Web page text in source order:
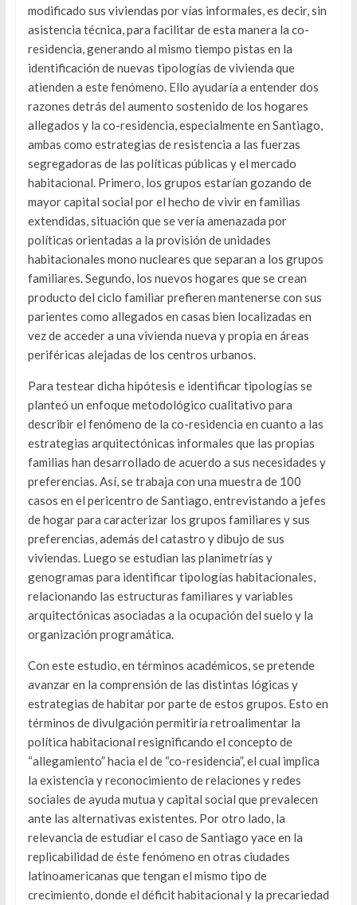
modificado sus viviendas por vías informales, es decir, sin
asistencia técnica, para facilitar de esta manera la co-
residencia, generando al mismo tiempo pistas en la
identificación de nuevas tipologías de vivienda que
atienden a este fenómeno. Ello ayudaría a entender dos
razones detrás del aumento sostenido de los hogares
allegados y la co-residencia, especialmente en Santiago,
ambas como estrategias de resistencia a las fuerzas
segregadoras de las políticas públicas y el mercado
habitacional. Primero, los grupos estarían gozando de
mayor capital social por el hecho de vivir en familias
extendidas, situación que se vería amenazada por
políticas orientadas a la provisión de unidades
habitacionales mono nucleares que separan a los grupos
familiares. Segundo, los nuevos hogares que se crean
producto del ciclo familiar prefieren mantenerse con sus
parientes como allegados en casas bien localizadas en
vez de acceder a una vivienda nueva y propia en áreas
periféricas alejadas de los centros urbanos.
Para testear dicha hipótesis e identificar tipologías se
planteó un enfoque metodológico cualitativo para
describir el fenómeno de la co-residencia en cuanto a las
estrategias arquitectónicas informales que las propias
familias han desarrollado de acuerdo a sus necesidades y
preferencias. Así, se trabaja con una muestra de 100
casos en el pericentro de Santiago, entrevistando a jefes
de hogar para caracterizar los grupos familiares y sus
preferencias, además del catastro y dibujo de sus
viviendas. Luego se estudian las planimetrías y
genogramas para identificar tipologías habitacionales,
relacionando las estructuras familiares y variables
arquitectónicas asociadas a la ocupación del suelo y la
organización programática.
Con este estudio, en términos académicos, se pretende
avanzar en la comprensión de las distintas lógicas y
estrategias de habitar por parte de estos grupos. Esto en
términos de divulgación permitiría retroalimentar la
política habitacional resignificando el concepto de
“allegamiento” hacia el de “co-residencia”, el cual implica
la existencia y reconocimiento de relaciones y redes
sociales de ayuda mutua y capital social que prevalecen
ante las alternativas existentes. Por otro lado, la
relevancia de estudiar el caso de Santiago yace en la
replicabilidad de éste fenómeno en otras ciudades
latinoamericanas que tengan el mismo tipo de
crecimiento, donde el déficit habitacional y la precariedad